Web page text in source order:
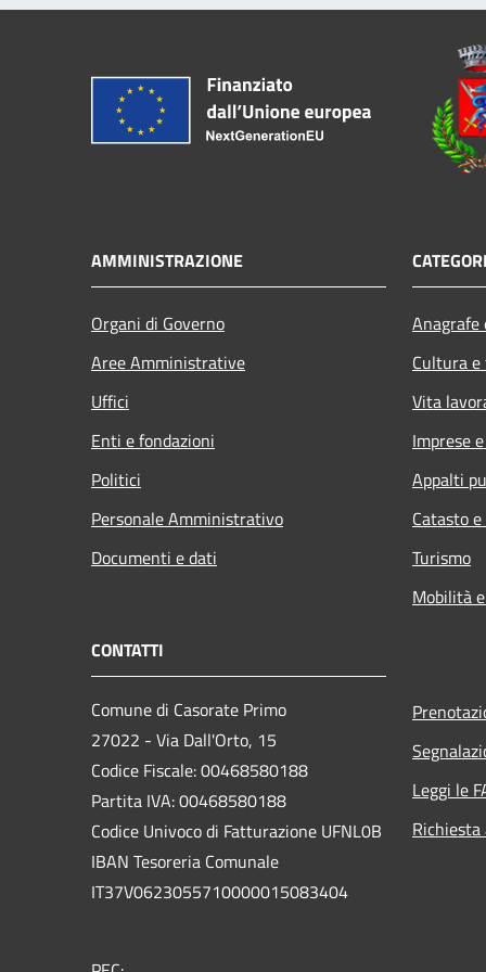
AMMINISTRAZIONE
Organi di Governo
Aree Amministrative
Uffici
Enti e fondazioni
Politici
Personale Amministrativo
Documenti e dati
Cultura
Vita
Imprese
Appalti
Catasto
Turismo
Mobilità
CONTATTI
Comune di Casorate Primo
27022 - Via Dall'Orto, 15
Codice Fiscale: 00468580188
Partita IVA: 00468580188
Codice Univoco di Fatturazione UFNL0B
IBAN Tesoreria Comunale
IT37V0623055710000015083404
Leggi le